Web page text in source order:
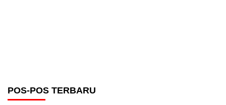
POS-POS TERBARU